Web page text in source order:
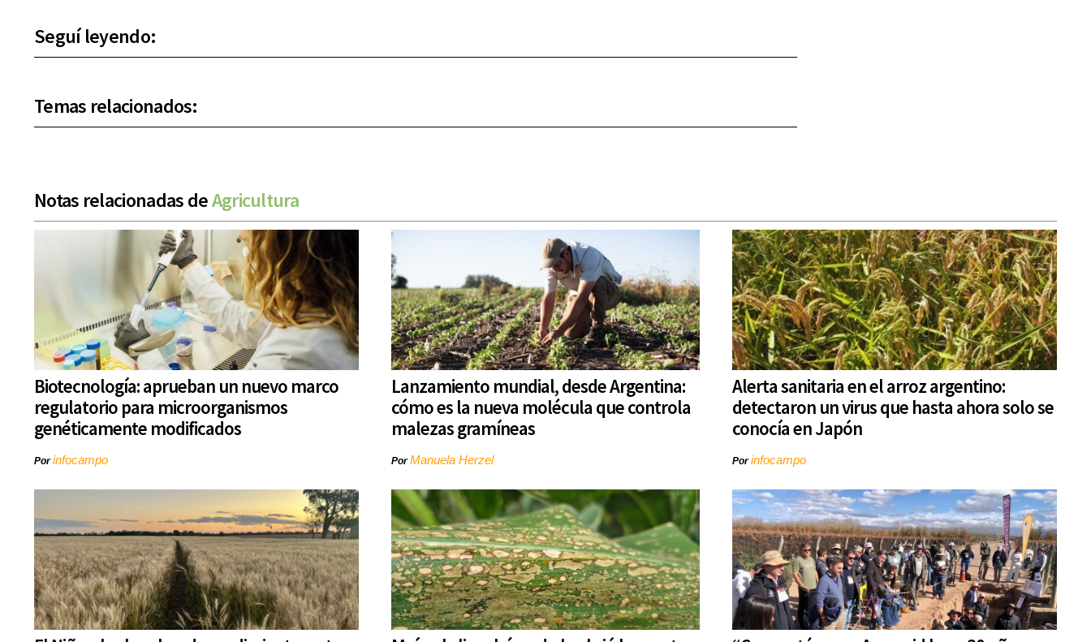
Seguí leyendo:
Temas relacionados:
Notas relacionadas deAgricultura
Biotecnología: aprueban un nuevo marco
regulatorio para microorganismos
genéticamente modificados
Porinfocampo
Lanzamiento mundial, desde Argentina:
cómo es la nueva molécula que controla
malezas gramíneas
PorManuela Herzel
Alerta sanitaria en el arroz argentino:
detectaron un virus que hasta ahora solo se
conocía en Japón
Porinfocampo